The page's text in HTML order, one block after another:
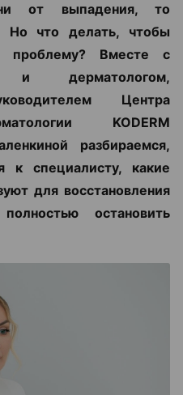
от выпадения, то
Но что делать, чтобы
проблему? Вместе с
и дерматологом,
Центра
KODERM
разбираемся,
к специалисту, какие
для восстановления
остановить